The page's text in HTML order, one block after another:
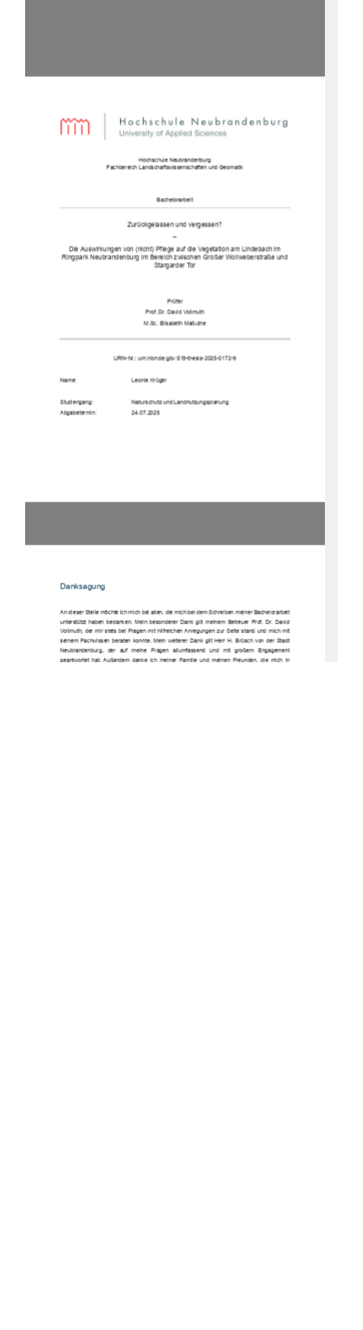
Hochschule Neubrandenburg
Fachbereich Landschaftswissenschaften und Geomatik
Bachelorarbeit
Zurückgelassen und vergessen?
–
Die Auswirkungen von (nicht) Pflege auf die Vegetation am Lindebach im
Ringpark Neubrandenburg im Bereich zwischen Großer Wollweberstraße und
Stargarder Tor
Prüfer
Prof. Dr. David Vollmuth
M.Sc. Elisabeth Maßuthe
URN-Nr.: urn:nbn:de:gbv:519-thesis-2025-0172-9
Name:                                                Leonie            Krüger
Studiengang: Naturschutz und Landnutzungsplanung
Abgabetermin:                      24.07.2025
Danksagung
An dieser Stelle möchte ich mich bei allen, die mich bei dem Schreiben meiner Bachelorarbeit
unterstützt  haben  bedanken.  Mein  besonderer Dank  gilt  meinem  Betreuer  Prof.  Dr.  David
Vollmuth,  der  mir  stets  bei  Fragen  mit  hilfreichen Anregungen zur Seite  stand  und  mich  mit
seinem  Fachwissen  beraten  konnte.  Mein  weiterer  Dank  gilt  Herr  H.  Brüsch  von  der  Stadt
Neubrandenburg,   der   auf   meine   Fragen   al lumfassend   und   mit   großem   Engagement
geantwortet  hat.  Außerdem  danke  ich  meiner Familie  und  meinen  Freunden,  die  mich  in